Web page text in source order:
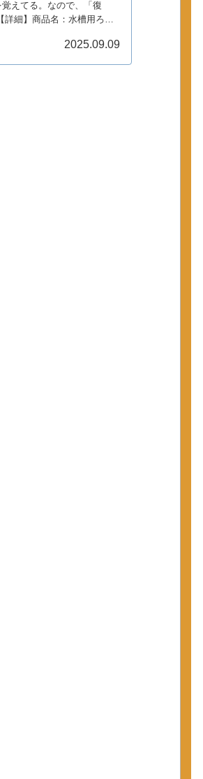
えてる。なので、「復
詳細】商品名：水槽用ろ過
2025.09.09